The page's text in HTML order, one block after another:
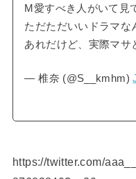
M愛すべき人がいて見
ただただいいドラマな
あれだけど、実際マサ
— 椎奈 (@S__kmhm)
https://twitter.com/